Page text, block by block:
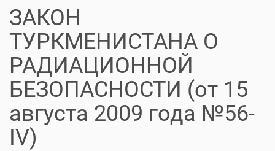
ЗАКОН
ТУРКМЕНИСТАНА О
РАДИАЦИОННОЙ
БЕЗОПАСНОСТИ (от 15
августа 2009 года №56-
IV)